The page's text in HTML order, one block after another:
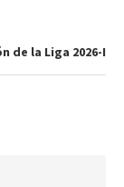
de la Liga 2026-I